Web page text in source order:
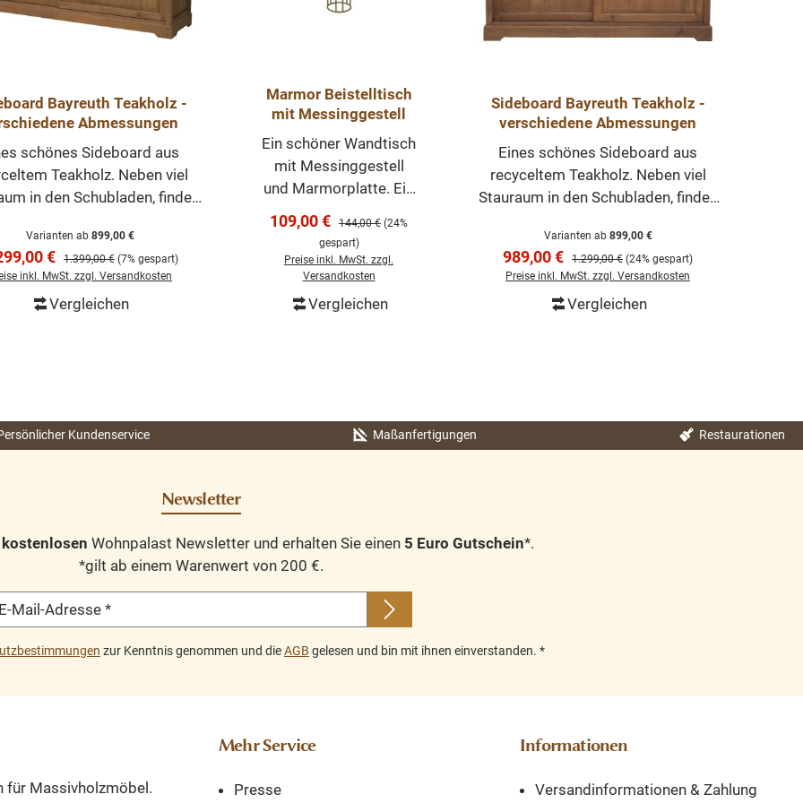
Metall Holz: Teak
Bayreuth Teakholz -
Abmessungen
schönes Sideboard aus
Teakholz. Neben viel
in den Schubladen, finden
Schiebetüren getrennt
Jede Kommmode wurde
hergestellt und ist ein
Unser Möbelstücke werden
Maße erhältlich
jedes Möbelstück ein
Varianten ab899,00 €
€ Regulärer Preis:
1.399,00 € (7% gespart)
inkl. MwSt. zzgl. Versandkosten
Vergleichen
Marmor Beistelltisch
mit Messinggestell
Ein schöner Wandtisch
mit Messinggestell
und Marmorplatte. Ein
Ihrem Wohnzimmer.
Auch gut verwendbar
als Nachttisch in Ihrem
Schlafzimmer, als
Gestell Messinggestell
Verkaufspreis:
109,00 € Regulärer Preis:
144,00 € (24%
gespart)
Preise inkl. MwSt. zzgl.
Versandkosten
Vergleichen
Sideboard Bayreuth Teakholz -
verschiedene Abmessungen
Eines schönes Sideboard aus
recyceltem Teakholz. Neben viel
Stauraum in den Schubladen, finden
die durch Schiebetüren getrennt
werden. Jede Kommmode wurde
individuell hergestellt und ist ein
Unikat. Unser Möbelstücke werden
verschiedene Maße erhältlich
Teakholz jedes Möbelstück ein
Varianten ab899,00 €
Verkaufspreis:
989,00 € Regulärer Preis:
1.299,00 € (24% gespart)
Preise inkl. MwSt. zzgl. Versandkosten
Vergleichen
Kundenservice Maßanfertigungen Restaurationen
Newsletter
kostenlosen Wohnpalast Newsletter und erhalten Sie einen 5 Euro Gutschein*.
*gilt ab einem Warenwert von 200 €.
E-Mail-Adresse *
zur Kenntnis genommen und dieAGB gelesen und bin mit ihnen einverstanden. *
für Massivholzmöbel.
Mehr Service
Presse
Informationen
Versandinformationen & Zahlung